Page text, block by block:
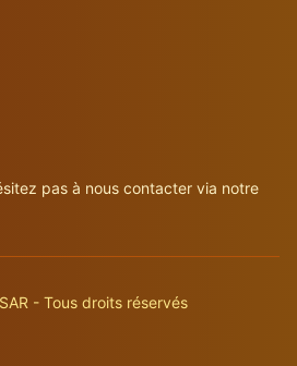
pas à nous contacter via notre
- Tous droits réservés